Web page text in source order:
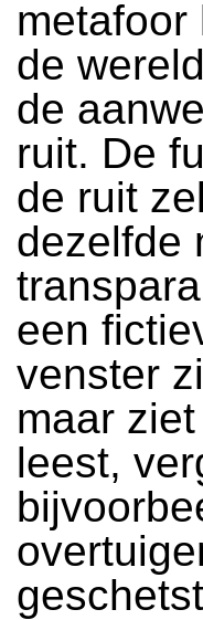
metafoor
de
de
ruit. De
de ruit
dezelfde
een
venster
maar
leest,